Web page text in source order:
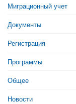
Миграционный учет
Документы
Регистрация
Программы
Общее
Новости